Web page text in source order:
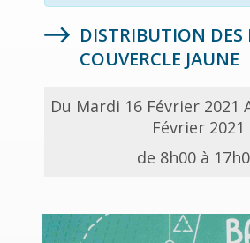
DISTRIBUTION DES
COUVERCLE JAUNE
Du Mardi 16 Février 2021
Février 2021
de 8h00 à